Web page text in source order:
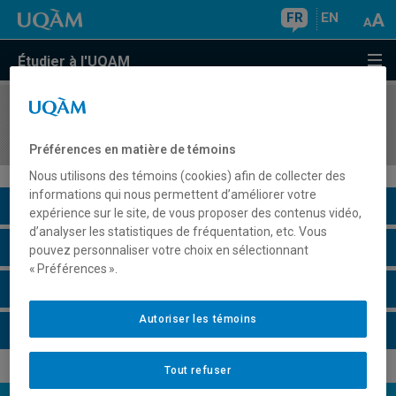
FR EN
Étudier à l'UQAM
COURS//
Description du cours
Horaire - Été 2026
Préférences en matière de témoins
Nous utilisons des témoins (cookies) afin de collecter des
informations qui nous permettent d’améliorer votre
expérience sur le site, de vous proposer des contenus vidéo,
d’analyser les statistiques de fréquentation, etc. Vous
pouvez personnaliser votre choix en sélectionnant
« Préférences ».
Tout refuser
Autoriser les témoins